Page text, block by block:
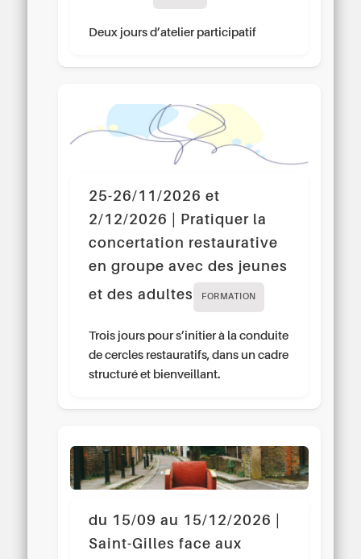
Deux jours d’atelier participatif
25-26/11/2026 et
2/12/2026 | Pratiquer la
concertation restaurative
en groupe avec des jeunes
et des adultes
FORMATION
Trois jours pour s’initier à la conduite
de cercles restauratifs, dans un cadre
structuré et bienveillant.
du 15/09 au 15/12/2026 |
Saint-Gilles face aux